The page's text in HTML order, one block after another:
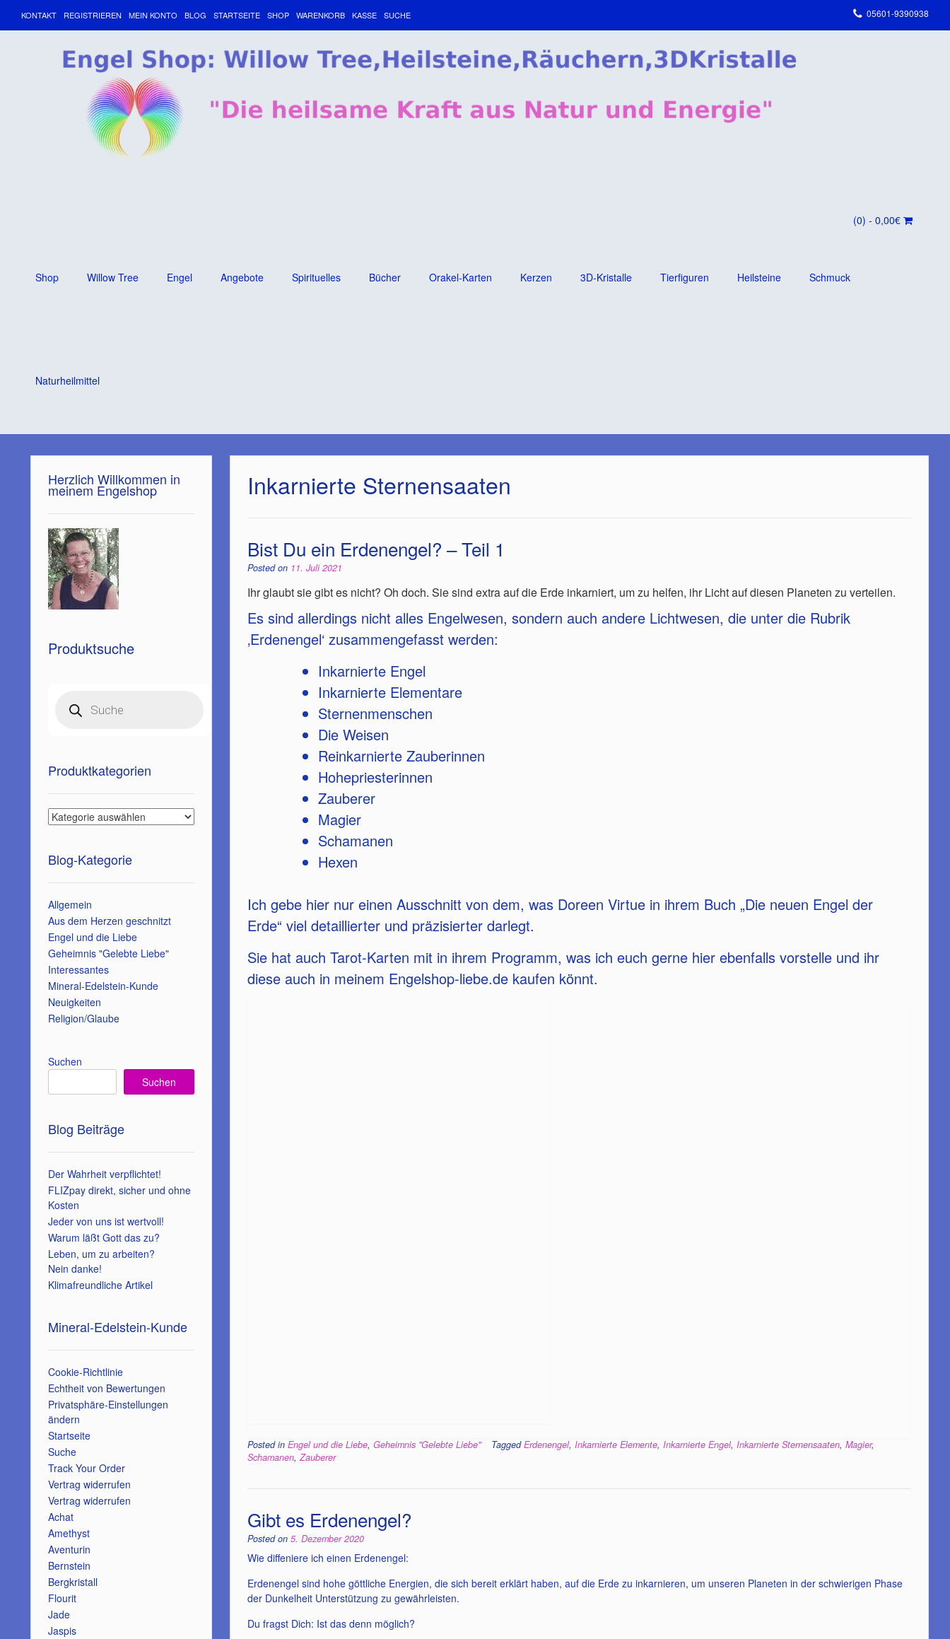
KONTAKT REGISTRIEREN MEIN KONTO BLOG STARTSEITE SHOP WARENKORB KASSE SUCHE 05601-9390938
(0) - 0,00€
Shop Willow Tree Engel Angebote Spirituelles Bücher Orakel-Karten Kerzen 3D-Kristalle Tierfiguren Heilsteine Schmuck
Naturheilmittel
Inkarnierte Sternensaaten
Bist Du ein Erdenengel? – Teil 1
Posted on 11. Juli 2021
Ihr glaubt sie gibt es nicht? Oh doch. Sie sind extra auf die Erde inkarniert, um zu helfen, ihr Licht auf diesen Planeten zu verteilen.
Es sind allerdings nicht alles Engelwesen, sondern auch andere Lichtwesen, die unter die Rubrik
‚Erdenengel‘ zusammengefasst werden:
Inkarnierte Engel
Inkarnierte Elementare
Sternenmenschen
Die Weisen
Reinkarnierte Zauberinnen
Hohepriesterinnen
Zauberer
Magier
Schamanen
Hexen
Ich gebe hier nur einen Ausschnitt von dem, was Doreen Virtue in ihrem Buch „Die neuen Engel der
Erde“ viel detaillierter und präzisierter darlegt.
Sie hat auch Tarot-Karten mit in ihrem Programm, was ich euch gerne hier ebenfalls vorstelle und ihr
diese auch in meinem Engelshop-liebe.de kaufen könnt.
Posted inEngel und die Liebe,Geheimnis "Gelebte Liebe" TaggedErdenengel,Inkarnierte Elemente,Inkarnierte Engel,Inkarnierte Sternensaaten,Magier,
Schamanen,Zauberer
Gibt es Erdenengel?
Posted on5. Dezember 2020
Wie diffeniere ich einen Erdenengel:
Erdenengel sind hohe göttliche Energien, die sich bereit erklärt haben, auf die Erde zu inkarnieren, um unseren Planeten in der schwierigen Phase
der Dunkelheit Unterstützung zu gewährleisten.
Du fragst Dich: Ist das denn möglich?
Herzlich Willkommen in
meinem Engelshop
Produktsuche
search
Produktkategorien
Blog-Kategorie
Allgemein
Aus dem Herzen geschnitzt
Engel und die Liebe
Geheimnis "Gelebte Liebe"
Interessantes
Mineral-Edelstein-Kunde
Neuigkeiten
Religion/Glaube
Suchen
Suchen
Blog Beiträge
Der Wahrheit verpflichtet!
FLIZpay direkt, sicher und ohne
Kosten
Jeder von uns ist wertvoll!
Warum läßt Gott das zu?
Leben, um zu arbeiten?
Nein danke!
Klimafreundliche Artikel
Mineral-Edelstein-Kunde
Cookie-Richtlinie
Echtheit von Bewertungen
Privatsphäre-Einstellungen
ändern
Startseite
Suche
Track Your Order
Vertrag widerrufen
Vertrag widerrufen
Achat
Amethyst
Aventurin
Bernstein
Bergkristall
Flourit
Jade
Jaspis